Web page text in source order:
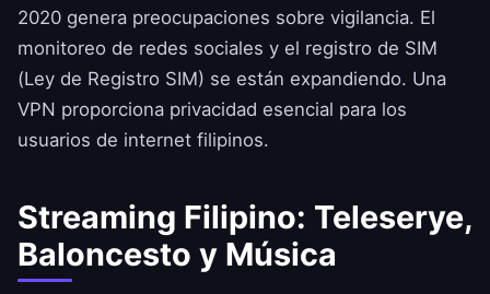
2020 genera preocupaciones sobre vigilancia. El
monitoreo de redes sociales y el registro de SIM
(Ley de Registro SIM) se están expandiendo. Una
VPN proporciona privacidad esencial para los
usuarios de internet filipinos.
Streaming Filipino: Teleserye,
Baloncesto y Música